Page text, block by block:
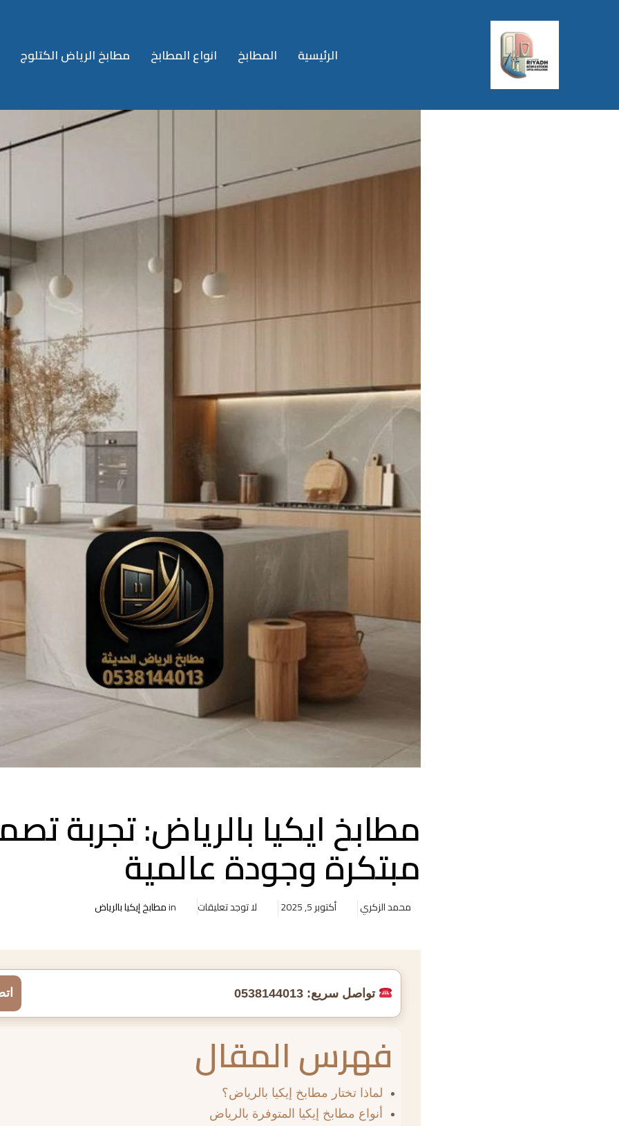
الرئيسية المطابخ انواع المطابخ مطابخ الرياض الكتلوج
مطابخ ايكيا بالرياض: تجربة
مبتكرة وجودة عالمية
محمد الزكري أكتوبر 5, 2025 لا توجد تعليقات inمطابخ إيكيا بالرياض
تواصل سريع:0538144013
فهرس المقال
لماذا تختار مطابخ إيكيا بالرياض؟
أنواع مطابخ إيكيا المتوفرة بالرياض